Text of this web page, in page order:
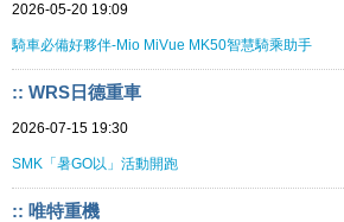
2026-05-20 19:09
騎車必備好夥伴-Mio MiVue MK50智慧騎乘助手
:: WRS日德重車
2026-07-15 19:30
SMK「暑GO以」活動開跑
:: 唯特重機